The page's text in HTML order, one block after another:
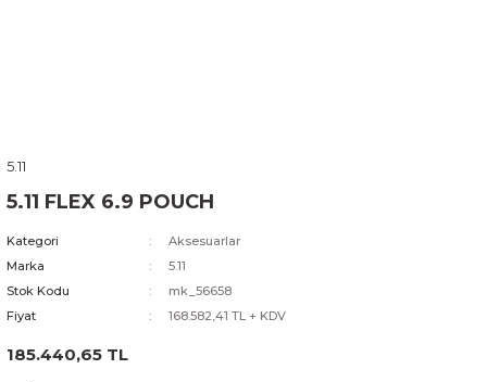
5.11
5.11 FLEX 6.9 POUCH
Kategori
Aksesuarlar
Marka
5.11
Stok Kodu
mk_56658
Fiyat
168.582,41 TL + KDV
185.440,65 TL